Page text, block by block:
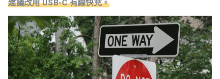
建議改用 USB-C 有線快充。